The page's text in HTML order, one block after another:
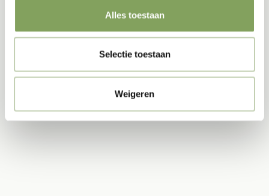
Alles toestaan
Selectie toestaan
Weigeren